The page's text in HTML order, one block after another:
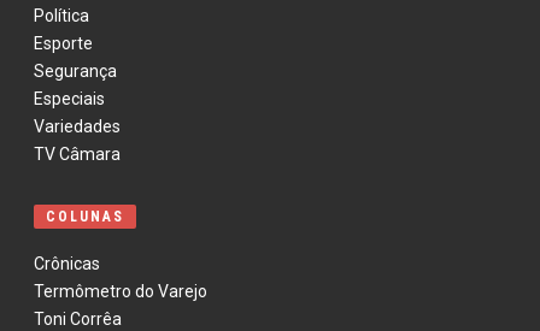
Política
Esporte
Segurança
Especiais
Variedades
TV Câmara
COLUNAS
Crônicas
Termômetro do Varejo
Toni Corrêa